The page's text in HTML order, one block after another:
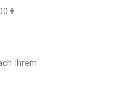
€
Ihrem